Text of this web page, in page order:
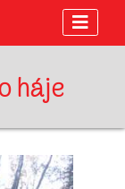
háje